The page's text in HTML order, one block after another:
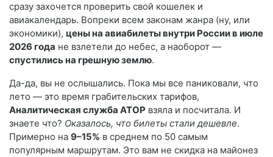
сразу захочется проверить свой кошелек и
авиакалендарь. Вопреки всем законам жанра (ну, или
экономики), цены на авиабилеты внутри России в июле
2026 года не взлетели до небес, а наоборот —
спустились на грешную землю.
Да-да, вы не ослышались. Пока мы все паниковали, что
лето — это время грабительских тарифов,
Аналитическая служба АТОР взяла и посчитала. И
знаете что? Оказалось, что билеты стали дешевле.
Примерно на 9–15% в среднем по 50 самым
популярным маршрутам. Это вам не скидка на майонез